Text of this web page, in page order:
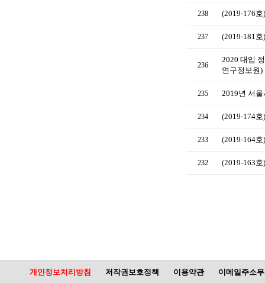
238 (2019-176
237 (2019-181
236
2020 대입
연구정보원)
235 2019년 서
234 (2019-174
233 (2019-164
232 (2019-163
개인정보처리방침 저작권보호정책 이용약관 이메일주소